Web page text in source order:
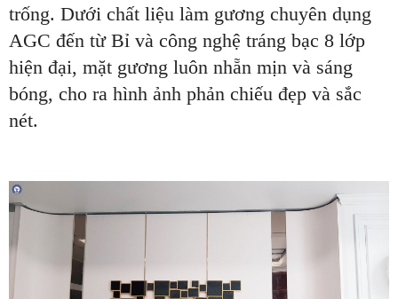
trống. Dưới chất liệu làm gương chuyên dụng
AGC đến từ Bỉ và công nghệ tráng bạc 8 lớp
hiện đại, mặt gương luôn nhẵn mịn và sáng
bóng, cho ra hình ảnh phản chiếu đẹp và sắc
nét.